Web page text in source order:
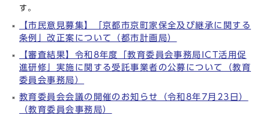
す。
【市民意見募集】「京都市京町家保全及び継承に関する
条例」改正案について（都市計画局）
【審査結果】令和8年度「教育委員会事務局ICT活用促
進研修」実施に関する受託事業者の公募について（教育
委員会事務局）
教育委員会会議の開催のお知らせ（令和8年7月23日）
（教育委員会事務局）